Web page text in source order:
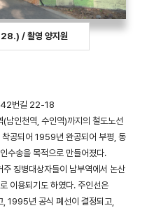
/ 촬영 양지원
번길 22-18
남인천역, 수인역)까지의 철도노선
공되어 1959년 완공되어 부평, 동
수송을 목적으로 만들어졌다.
징병대상자들이 남부역에서 논산
이용되기도 하였다. 주인선은
1995년 공식 폐선이 결정되고,